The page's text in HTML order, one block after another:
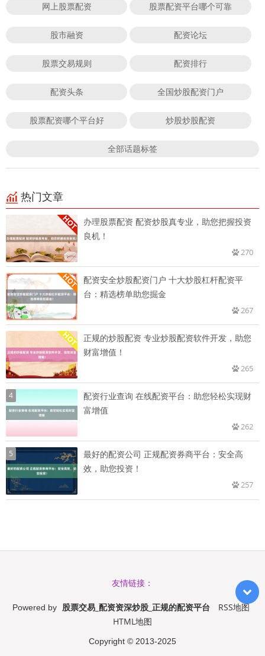
网上股票配资 股票配资平台哪个可靠
股市融资 配资论坛
股票交易规则 配资排行
配资头条 全国炒股配资门户
股票配资哪个平台好 炒股炒股配资
全部话题标签
热门文章
办理股票配资 配资炒股真专业，助您把握投资
良机！
270
配资安全炒股配资门户 十大炒股杠杆配资平
台：精选榜单助您掘金
267
正规的炒股配资 专业炒股配资软件开发，助您
财富增值！
265
4
配资行业查询 在线配资平台：助您轻松实现财
富增值
262
5
最好的配资公司 正规配资券商平台：安全高
效，助您投资！
257
友情链接：
Powered by 股票交易_配资资深炒股_正规的配资平台
RSS地图
HTML地图
Copyright © 2013-2025